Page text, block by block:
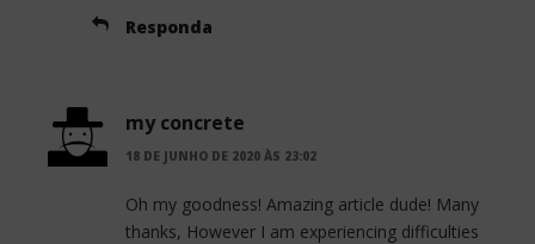
Responda
my concrete
18 DE JUNHO DE 2020 ÀS 23:02
Oh my goodness! Amazing article dude! Many
thanks, However I am experiencing difficulties